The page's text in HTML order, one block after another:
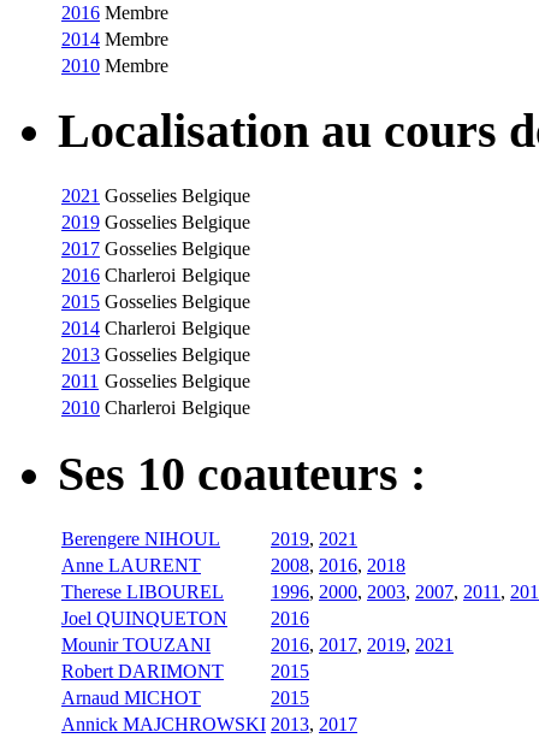
2016 Membre
2014 Membre
2010 Membre
Localisation au cours
2021 Gosselies Belgique
2019 Gosselies Belgique
2017 Gosselies Belgique
2016 Charleroi Belgique
2015 Gosselies Belgique
2014 Charleroi Belgique
2013 Gosselies Belgique
2011 Gosselies Belgique
2010 Charleroi Belgique
Ses 10 coauteurs :
Berengere NIHOUL 2019, 2021
Anne LAURENT
2008, 2016, 2018
Therese LIBOUREL
1996, 2000, 2003, 2007, 2011 ,
Joel QUINQUETON
2016
Mounir TOUZANI
2016, 2017, 2019, 2021
Robert DARIMONT
2015
Arnaud MICHOT
2015
Annick MAJCHROWSKI 2013, 2017